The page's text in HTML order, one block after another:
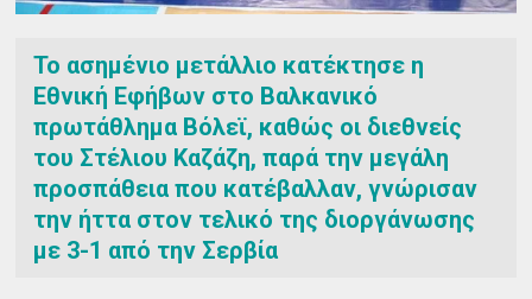
Το ασημένιο μετάλλιο κατέκτησε η
Εθνική Εφήβων στο Βαλκανικό
πρωτάθλημα Βόλεϊ, καθώς οι διεθνείς
του Στέλιου Καζάζη, παρά την μεγάλη
προσπάθεια που κατέβαλλαν, γνώρισαν
την ήττα στον τελικό της διοργάνωσης
με 3-1 από την Σερβία